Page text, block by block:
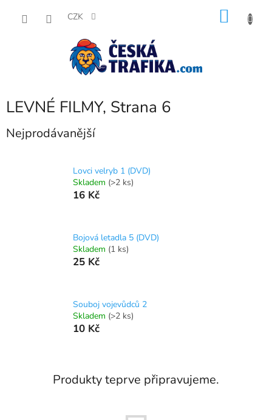
CZK
LEVNÉ FILMY, Strana 6
Nejprodávanější
Lovci velryb 1 (DVD)
Skladem (>2 ks)
16 Kč
Bojová letadla 5 (DVD)
Skladem (1 ks)
25 Kč
Souboj vojevůdců 2
Skladem (>2 ks)
10 Kč
Produkty teprve připravujeme.